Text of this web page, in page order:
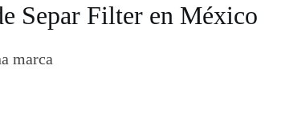
Separ Filter en México
marca